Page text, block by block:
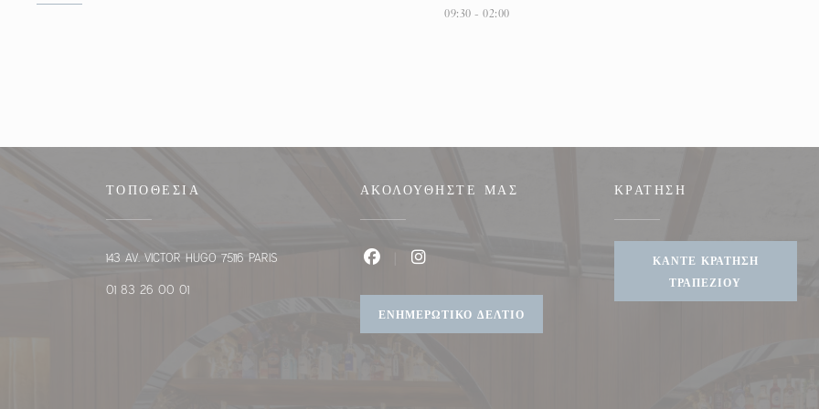
09:30 - 02:00
ΤΟΠΟΘΕΣΊΑ
143 Av. Victor Hugo 75116 Paris((ανοίγει σε νέο παράθυρο))
01 83 26 00 01
ΑΚΟΛΟΥΘΉΣΤΕ ΜΑΣ
ΕΝΗΜΕΡΩΤΙΚΌ ΔΕΛΤΊΟ
ΚΡΆΤΗΣΗ
ΚΆΝΤΕ ΚΡΆΤΗΣΗ
ΤΡΑΠΕΖΙΟΎ